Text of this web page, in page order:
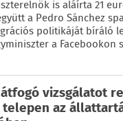
is aláírta 21
a Pedro Sánchez
politikáját bíráló
a Facebookon
vizsgálatot
az